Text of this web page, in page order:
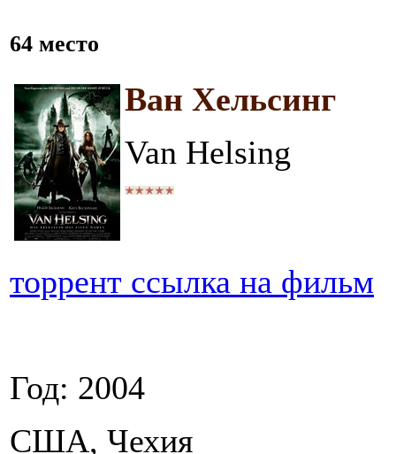
64 место
Ван Хельсинг
Van Helsing
торрент ссылка на фильм
Год: 2004
США, Чехия